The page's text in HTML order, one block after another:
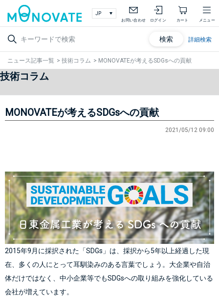
お問い合わせ ログイン カート メニュー
検索 詳細検索
ニュース記事一覧 > 技術コラム > MONOVATEが考えるSDGsへの貢献
技術コラム
MONOVATEが考えるSDGsへの貢献
2021/05/12 09:00
2015年9月に採択された「SDGs」は、採択から5年以上経過した現
在、多くの人にとって耳馴染みのある言葉でしょう。大企業や自治
体だけではなく、中小企業等でもSDGsへの取り組みを強化している
会社が増えています。